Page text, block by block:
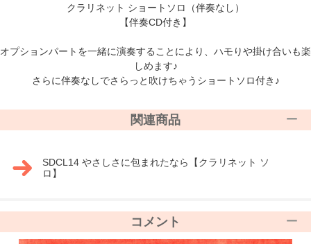
クラリネット ショートソロ（伴奏なし）
【伴奏CD付き】
オプションパートを一緒に演奏することにより、ハモりや掛け合いも楽
しめます♪
さらに伴奏なしでさらっと吹けちゃうショートソロ付き♪
関連商品
SDCL14 やさしさに包まれたなら【クラリネット ソ
ロ】
コメント